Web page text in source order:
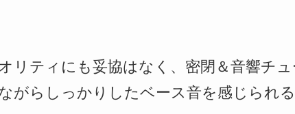
リティにも妥協はなく、密閉＆音響チ
がらしっかりしたベース音を感じられ